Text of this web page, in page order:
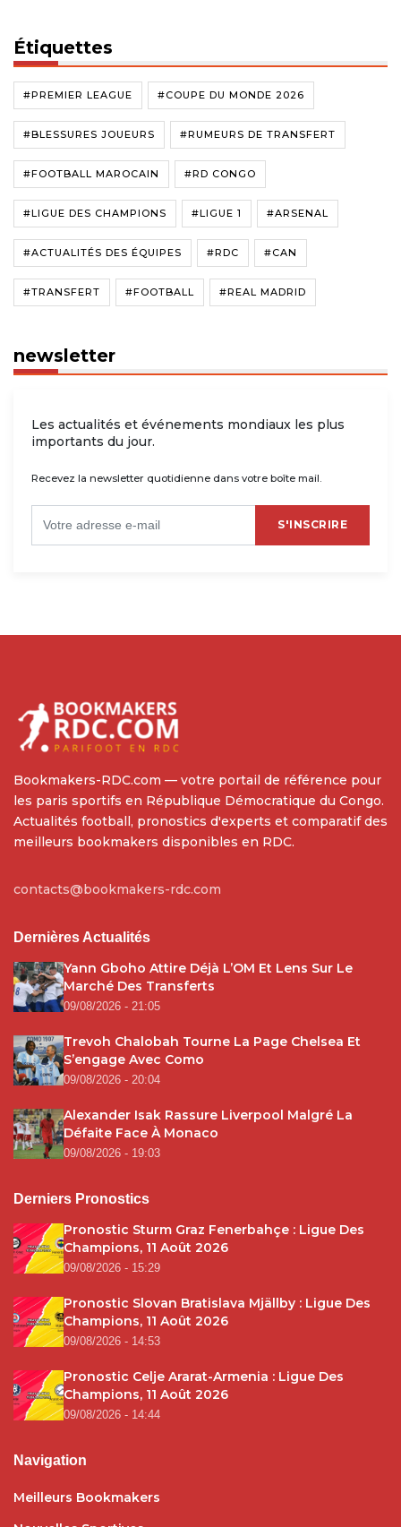
Étiquettes
#PREMIER LEAGUE #COUPE DU MONDE 2026
#BLESSURES JOUEURS #RUMEURS DE TRANSFERT
#FOOTBALL MAROCAIN #RD CONGO
#LIGUE DES CHAMPIONS #LIGUE 1 #ARSENAL
#ACTUALITÉS DES ÉQUIPES #RDC #CAN
#TRANSFERT #FOOTBALL #REAL MADRID
newsletter
Les actualités et événements mondiaux les plus
importants du jour.
Recevez la newsletter quotidienne dans votre boîte mail.
S'INSCRIRE
Bookmakers-RDC.com — votre portail de référence pour
les paris sportifs en République Démocratique du Congo.
Actualités football, pronostics d'experts et comparatif des
meilleurs bookmakers disponibles en RDC.
contacts@bookmakers-rdc.com
Dernières Actualités
Yann Gboho Attire Déjà L’OM Et Lens Sur Le
Marché Des Transferts
09/08/2026 - 21:05
Trevoh Chalobah Tourne La Page Chelsea Et
S’engage Avec Como
09/08/2026 - 20:04
Alexander Isak Rassure Liverpool Malgré La
Défaite Face À Monaco
09/08/2026 - 19:03
Derniers Pronostics
Pronostic Sturm Graz Fenerbahçe : Ligue Des
Champions, 11 Août 2026
09/08/2026 - 15:29
Pronostic Slovan Bratislava Mjällby : Ligue Des
Champions, 11 Août 2026
09/08/2026 - 14:53
Pronostic Celje Ararat-Armenia : Ligue Des
Champions, 11 Août 2026
09/08/2026 - 14:44
Navigation
Meilleurs Bookmakers